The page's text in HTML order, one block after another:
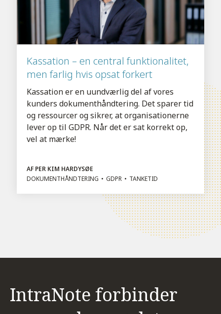
Kassation – en central funktionalitet,
men farlig hvis opsat forkert
Kassation er en uundværlig del af vores
kunders dokumenthåndtering. Det sparer tid
og ressourcer og sikrer, at organisationerne
lever op til GDPR. Når det er sat korrekt op,
vel at mærke!
AF PER KIM HARDYSØE
DOKUMENTHÅNDTERING
GDPR TANKETID
IntraNote forbinder